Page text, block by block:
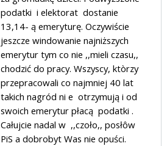
podatki i elektorat dostanie
13,14- ą emeryturę. Oczywiście
jeszcze windowanie najniższych
emerytur tym co nie ,,mieli czasu,,
chodzić do pracy. Wszyscy, ktòrzy
przepracowali co najmniej 40 lat
takich nagród ni e otrzymują i od
swoich emerytur płacą podatki .
Całujcie nadal w ,,czoło,, posłôw
PiS a dobrobyt Was nie opuści.